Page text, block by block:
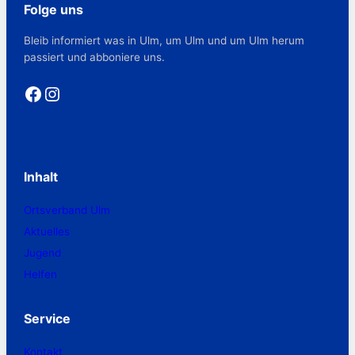
Folge uns
Bleib informiert was in Ulm, um Ulm und um Ulm herum
passiert und abboniere uns.
Facebook Instagram
Inhalt
Ortsverband Ulm
Aktuelles
Jugend
Helfen
Service
Kontakt